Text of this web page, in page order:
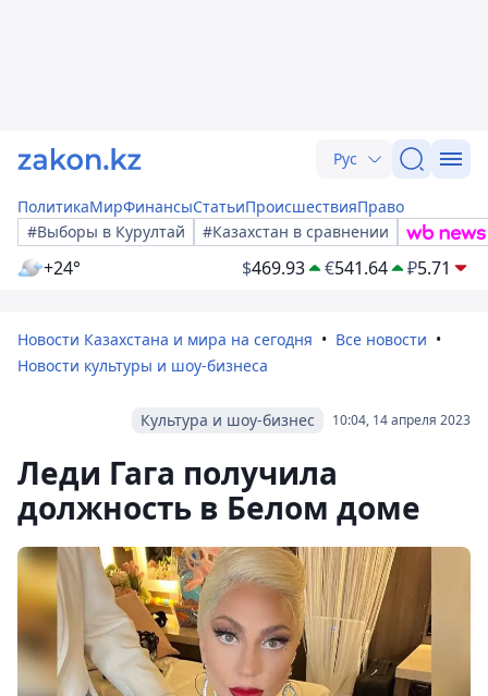
Рус
ПолитикаМирФинансыСтатьиПроисшествияПраво
#Выборы в Курултай
#Казахстан в сравнении
+24° $469.93 €541.64 ₽5.71
Новости Казахстана и мира на сегодня
Все новости
Новости культуры и шоу-бизнеса
10:04, 14 апреля 2023
Культура и шоу-бизнес
Леди Гага получила
должность в Белом доме